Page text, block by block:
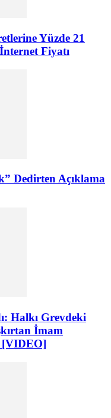
Yüzde 21
Fiyatı
Dedirten Açıklama
Halkı Grevdeki
İmam
[VIDEO]